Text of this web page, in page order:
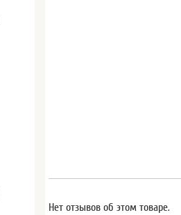
Нет отзывов об этом товаре.